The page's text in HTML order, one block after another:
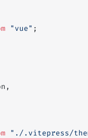
"vue" ;
"./.vitepress/